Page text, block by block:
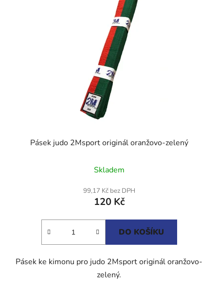
Pásek judo 2Msport originál oranžovo-zelený
hodnocení
produktu
je
Skladem
99,17 Kč bez DPH
120 Kč
DO KOŠÍKU
Pásek ke kimonu pro judo 2Msport originál oranžovo-
zelený.